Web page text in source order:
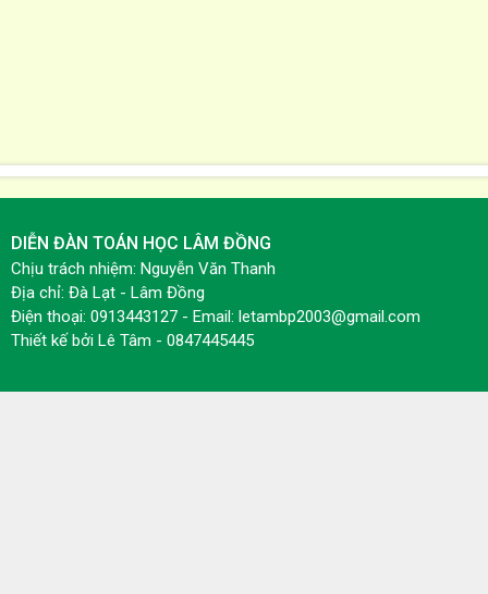
DIỄN ĐÀN TOÁN HỌC LÂM ĐỒNG
Chịu trách nhiệm: Nguyễn Văn Thanh
Địa chỉ: Đà Lạt - Lâm Đồng
Điện thoại: 0913443127 - Email: letambp2003@gmail.com
Thiết kế bởi Lê Tâm - 0847445445